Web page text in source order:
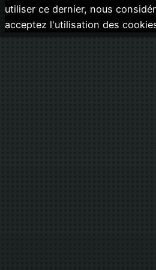
utiliser ce dernier, nous
acceptez l'utilisation des